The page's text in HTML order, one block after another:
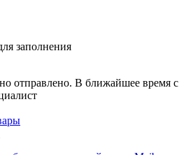
заполнения
отправлено. В ближайшее время с